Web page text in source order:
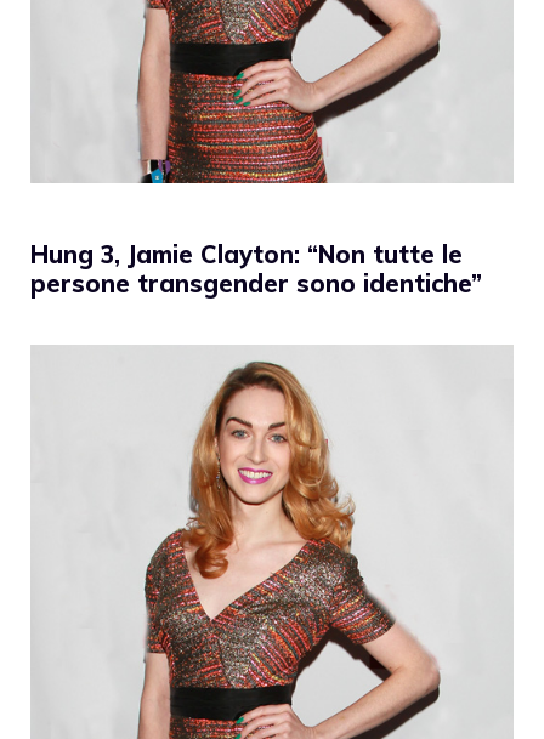
Hung 3, Jamie Clayton: “Non tutte le
persone transgender sono identiche”